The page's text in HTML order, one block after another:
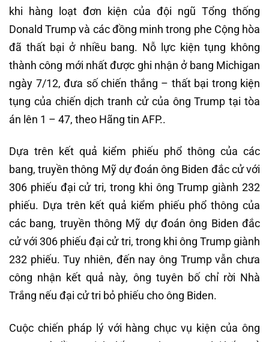
khi hàng loạt đơn kiện của đội ngũ Tổng thống
Donald Trump và các đồng minh trong phe Cộng hòa
đã thất bại ở nhiều bang. Nỗ lực kiện tụng không
thành công mới nhất được ghi nhận ở bang Michigan
ngày 7/12, đưa số chiến thắng – thất bại trong kiện
tụng của chiến dịch tranh cử của ông Trump tại tòa
án lên 1 – 47, theo Hãng tin AFP..
Dựa trên kết quả kiểm phiếu phổ thông của các
bang, truyền thông Mỹ dự đoán ông Biden đắc cử với
306 phiếu đại cử tri, trong khi ông Trump giành 232
phiếu. Dựa trên kết quả kiểm phiếu phổ thông của
các bang, truyền thông Mỹ dự đoán ông Biden đắc
cử với 306 phiếu đại cử tri, trong khi ông Trump giành
232 phiếu. Tuy nhiên, đến nay ông Trump vẫn chưa
công nhận kết quả này, ông tuyên bố chỉ rời Nhà
Trắng nếu đại cử tri bỏ phiếu cho ông Biden.
Cuộc chiến pháp lý với hàng chục vụ kiện của ông